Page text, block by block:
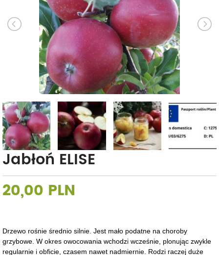
Jabłoń ELISE
20,00 PLN
Drzewo rośnie średnio silnie. Jest mało podatne na choroby
grzybowe. W okres owocowania wchodzi wcześnie, plonując zwykle
regularnie i obficie, czasem nawet nadmiernie. Rodzi raczej duże